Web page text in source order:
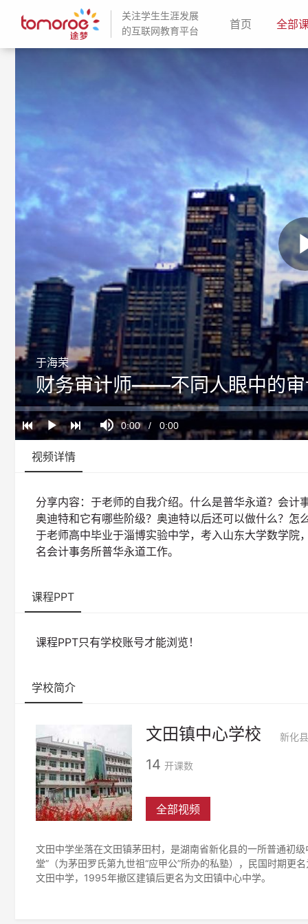
关注学生生涯发展
的互联网教育平台
首页(current)
全部
Play
Mute
Current
0:00 / Duration
0:00
Loaded:
0%
Progress:
0%
于海荣
财务审计师——不同人眼中的
视频详情
分享内容：于老师的自我介绍。什么是普华永道？会
奥迪特和它有哪些阶级？奥迪特以后还可以做什么？怎
于老师高中毕业于淄博实验中学，考入山东大学数学
名会计事务所普华永道工作。
课程PPT
课程PPT只有学校账号才能浏览！
学校简介
文田镇中心学校 新化
14 开课数
全部视频
文田中学坐落在文田镇茅田村，是湖南省新化县的一所普通初
堂”（为茅田罗氏第九世祖“应甲公”所办的私塾），民国时期
文田中学，1995年撤区建镇后更名为文田镇中心中学。